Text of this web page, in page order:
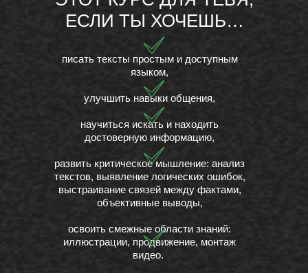
ЕСЛИ ТЫ ХОЧЕШЬ…
писать тексты простым и доступным
языком,
улучшить навыки общения,
научиться искать и находить
достоверную информацию,
развить критическое мышление: анализ
текстов, выявление логических ошибок,
выстраивание связей между фактами,
объективные выводы,
освоить смежные области знаний:
иллюстрации, продвижение, монтаж
видео.